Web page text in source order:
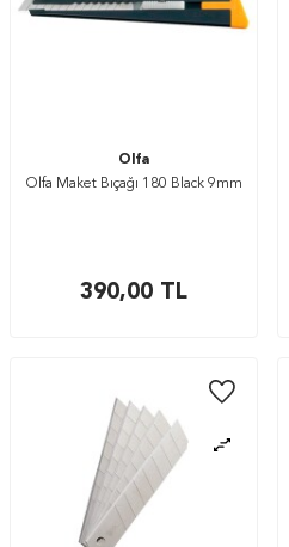
Olfa
Olfa Maket Bıçağı 180 Black 9mm
390,00 TL